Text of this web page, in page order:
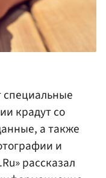
крадут со
а также
и
рассказал